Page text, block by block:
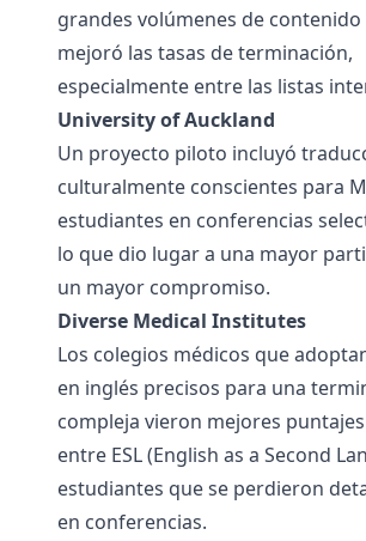
grandes volúmenes de contenido
mejoró las tasas de terminación,
especialmente entre las listas
University of Auckland
Un proyecto piloto incluyó
culturalmente conscientes para
estudiantes en conferencias
lo que dio lugar a una mayor
un mayor compromiso.
Diverse Medical Institutes
Los colegios médicos que
en inglés precisos para una
compleja vieron mejores
entre ESL (English as a Second
estudiantes que se perdieron
en conferencias.